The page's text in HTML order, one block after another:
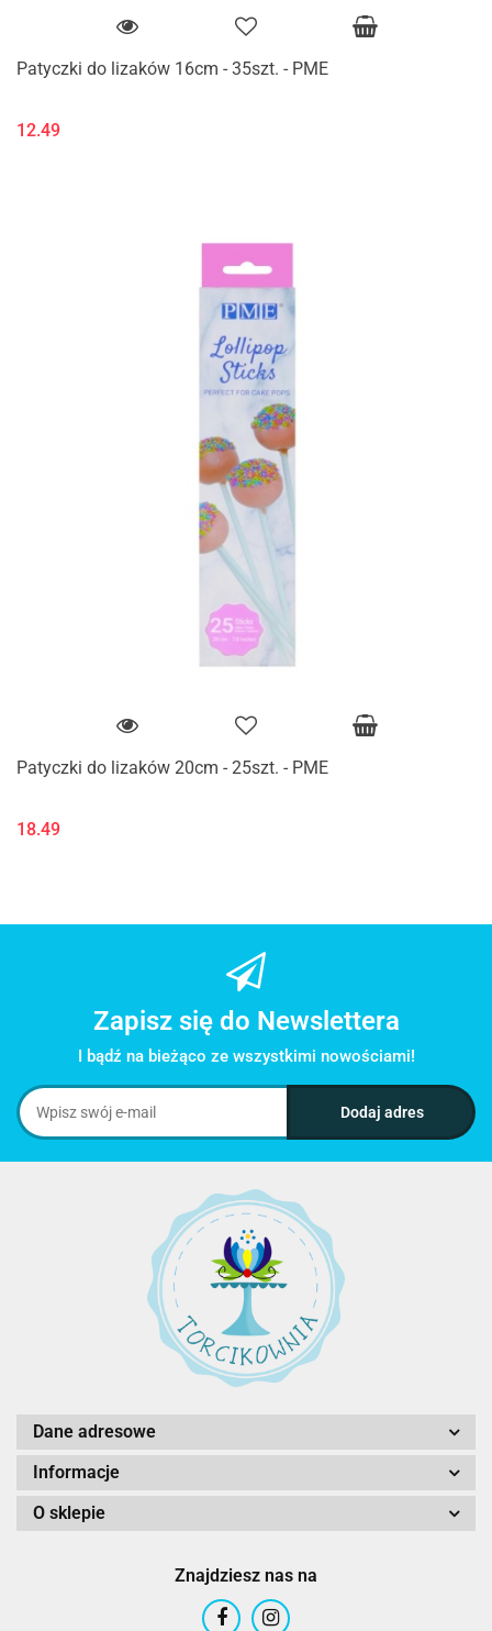
Patyczki do lizaków 16cm - 35szt. - PME
12.49
Patyczki do lizaków 20cm - 25szt. - PME
18.49
Zapisz się do Newslettera
I bądź na bieżąco ze wszystkimi nowościami!
Dane adresowe
Informacje
O sklepie
Znajdziesz nas na